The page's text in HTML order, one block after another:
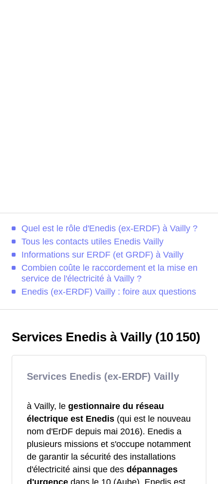
Quel est le rôle d'Enedis (ex-ERDF) à Vailly ?
Tous les contacts utiles Enedis Vailly
Informations sur ERDF (et GRDF) à Vailly
Combien coûte le raccordement et la mise en
service de l'électricité à Vailly ?
Enedis (ex-ERDF) Vailly : foire aux questions
Services Enedis à Vailly (10 150)
Services Enedis (ex-ERDF) Vailly
à Vailly, le gestionnaire du réseau
électrique est Enedis (qui est le nouveau
nom d'ErDF depuis mai 2016). Enedis a
plusieurs missions et s'occupe notamment
de garantir la sécurité des installations
d'électricité ainsi que des dépannages